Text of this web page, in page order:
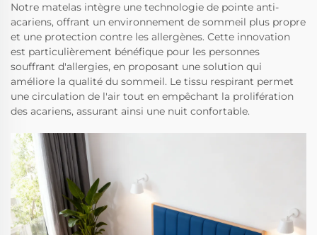
Notre matelas intègre une technologie de pointe anti-
acariens, offrant un environnement de sommeil plus propre
et une protection contre les allergènes. Cette innovation
est particulièrement bénéfique pour les personnes
souffrant d'allergies, en proposant une solution qui
améliore la qualité du sommeil. Le tissu respirant permet
une circulation de l'air tout en empêchant la prolifération
des acariens, assurant ainsi une nuit confortable.